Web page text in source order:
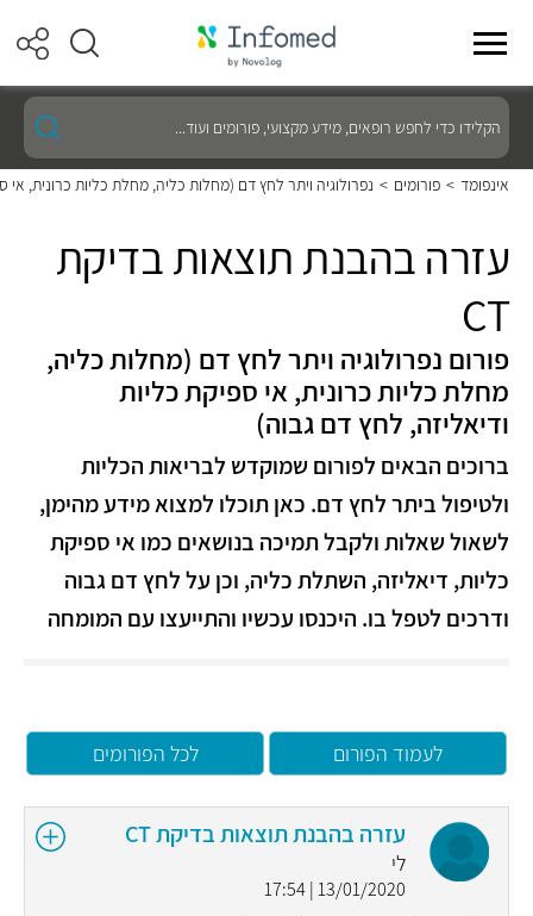
הקלידו
כדי
לחפש
רופאים,
מידע
ועוד...
אינפומד > פורומים > נפרולוגיה ויתר לחץ דם (מחלות כליה, מחלת כליות כרונית, אי
עזרה בהבנת תוצאות בדיקת
CT
פורום נפרולוגיה ויתר לחץ דם (מחלות כליה,
מחלת כליות כרונית, אי ספיקת כליות
ודיאליזה, לחץ דם גבוה)
ברוכים הבאים לפורום שמוקדש לבריאות הכליות
ולטיפול ביתר לחץ דם. כאן תוכלו למצוא מידע מהימן,
לשאול שאלות ולקבל תמיכה בנושאים כמו אי ספיקת
כליות, דיאליזה, השתלת כליה, וכן על לחץ דם גבוה
ודרכים לטפל בו. היכנסו עכשיו והתייעצו עם המומחה
לעמוד הפורום לכל הפורומים
עזרה בהבנת תוצאות בדיקת CT
לי
13/01/2020 | 17:54